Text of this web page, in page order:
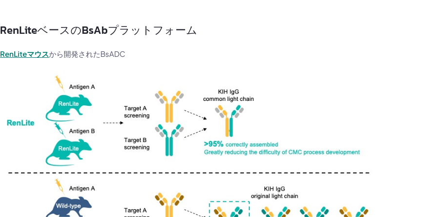
RenLiteベースのBsAbプラットフォーム
RenLiteマウスから開発されたBsADC